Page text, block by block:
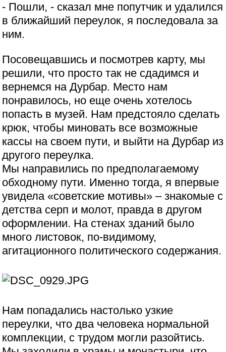
- Пошли, - сказал мне попутчик и удалился
в ближайший переулок, я последовала за
ним.
Посовещавшись и посмотрев карту, мы
решили, что просто так не сдадимся и
вернемся на Дурбар. Место нам
понравилось, но еще очень хотелось
попасть в музей. Нам предстояло сделать
крюк, чтобы миновать все возможные
кассы на своем пути, и выйти на Дурбар из
другого переулка.
Мы направились по предполагаемому
обходному пути. Именно тогда, я впервые
увидела «советские мотивы» – знакомые с
детства серп и молот, правда в другом
оформлении. На стенах зданий было
много листовок, по-видимому,
агитационного политического содержания.
Нам попадались настолько узкие
переулки, что два человека нормальной
комплекции, с трудом могли разойтись.